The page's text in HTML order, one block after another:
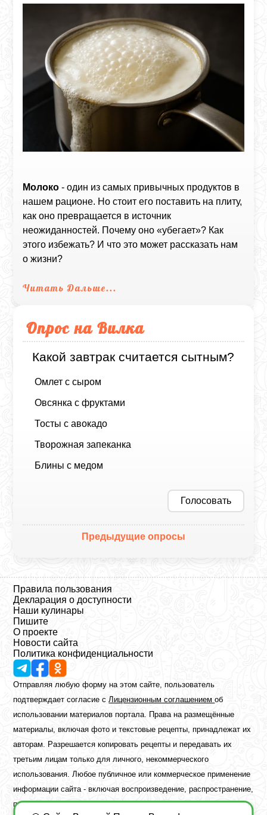
Молоко - один из самых привычных продуктов в
нашем рационе. Но стоит его поставить на плиту,
как оно превращается в источник
неожиданностей. Почему оно «убегает»? Как
этого избежать? И что это может рассказать нам
о жизни?
Читать Дальше...
Опрос на Вилка
Какой завтрак считается сытным?
Омлет с сыром
Овсянка с фруктами
Тосты с авокадо
Творожная запеканка
Блины с медом
Голосовать
Предыдущие опросы
Правила пользования
Декларация о доступности
Наши кулинары
Пишите
О проекте
Новости сайта
Политика конфиденциальности
Отправляя любую форму на этом сайте, пользователь
подтверждает согласие сЛицензионным соглашениемоб
использовании материалов портала. Права на размещённые
материалы, включая фото и текстовые рецепты, принадлежат их
авторам. Разрешается копировать рецепты и передавать их
третьим лицам только для личного, некоммерческого
использования. Любое публичное или коммерческое применение
информации сайта - включая воспроизведение, распространение,
публикацию или обработку - возможно лишь при наличии